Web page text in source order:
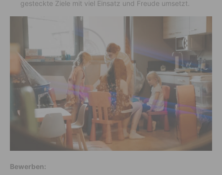
gesteckte Ziele mit viel Einsatz und Freude umsetzt.
Bewerben: